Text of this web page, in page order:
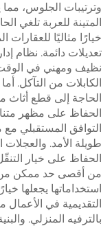
وترتيبات الجلوس، مما
المتينة للعربة تلغي
خيارًا مثاليًا للعقارات
تعديلات دائمة. نظام
نظيف ومهني في
الكابلات من التآكل.
الحاجة إلى قطع أثاث
التوافق المستقبلي
طويلة الأمد. والعجلات
الحفاظ على خيار
من أقصى حد ممكن من
استخداماتها يجعلها
التقديمية في الأعمال
بالترفيه المنزلي.